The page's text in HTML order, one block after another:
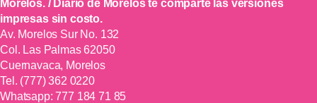
Morelos. / Diario de Morelos te comparte las versiones
impresas sin costo.
Av. Morelos Sur No. 132
Col. Las Palmas 62050
Cuernavaca, Morelos
Tel. (777) 362 0220
Whatsapp:777 184 71 85